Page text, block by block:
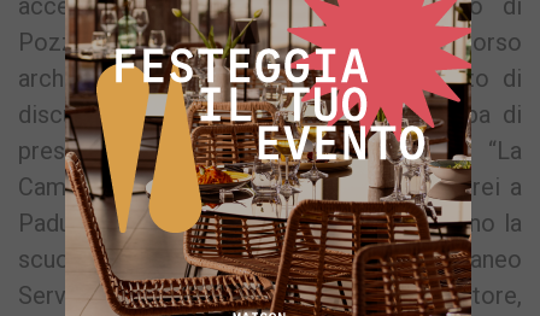
accessi, delle visite guidate al Duomo di
Pozzuoli e in futuro anche del percorso
archeologico sotterraneo è stato oggetto di
discussione durante la conferenza stampa di
presentazione del progetto didattico “La
Campania entra in classe, dai Campi Flegrei a
Padula” e “Il Turismo e la Cultura incontrano la
scuola flegrea” organizzato dalla Mediterraneo
Service alla presenza di operatori del settore,